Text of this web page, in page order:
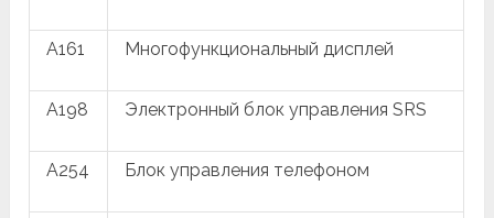
A161 Многофункциональный дисплей
A198 Электронный блок управления SRS
A254 Блок управления телефоном